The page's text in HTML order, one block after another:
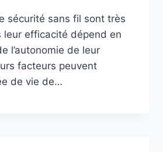
sécurité sans fil sont très
leur efficacité dépend en
l’autonomie de leur
facteurs peuvent
de vie de…